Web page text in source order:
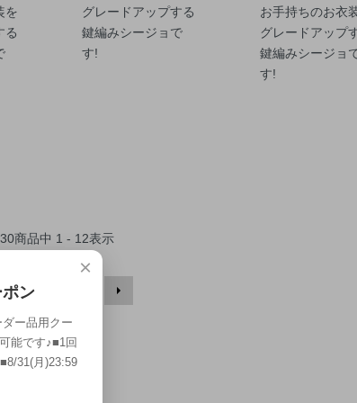
を
る
グレードアップする
鍵編みシージョで
す!
お手持ちのお衣
グレードアップ
鍵編みシージョ
す!
30商品中 1 - 12表示
1
×
ン
ー品用クー
能です♪■1回
31(月)23:59